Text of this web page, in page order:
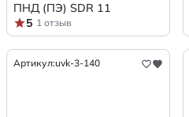
ПНД (ПЭ) SDR 11
5 1 отзыв
Артикул:uvk-3-140